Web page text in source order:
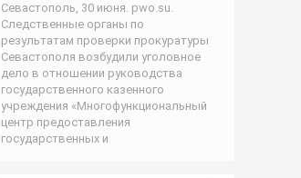
Севастополь, 30 июня. pwo.su.
Следственные органы по
результатам проверки прокуратуры
Севастополя возбудили уголовное
дело в отношении руководства
государственного казенного
учреждения «Многофункциональный
центр предоставления
государственных и